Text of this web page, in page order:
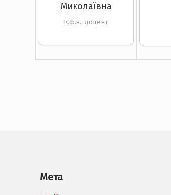
Миколаївна
К.ф.н., доцент
Мета